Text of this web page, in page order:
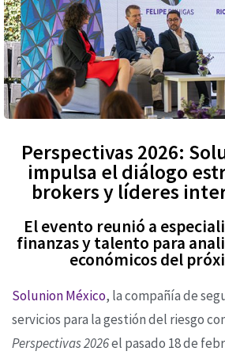
Perspectivas 2026:
impulsa el diálogo
brokers y líderes
El evento reunió a
finanzas y talento para
económicos del
Solunion México, la compañía de
servicios para la gestión del riesgo
Perspectivas 2026el pasado 18 de